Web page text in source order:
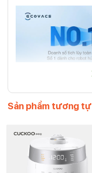
Ưu điểm nổi
Sản phẩm tương tự